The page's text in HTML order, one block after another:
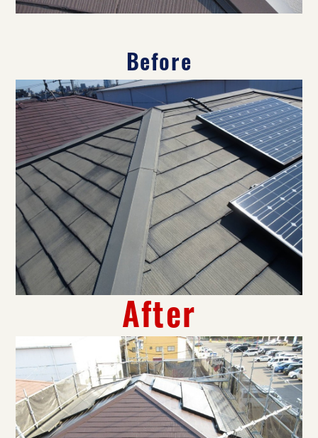
Before
After